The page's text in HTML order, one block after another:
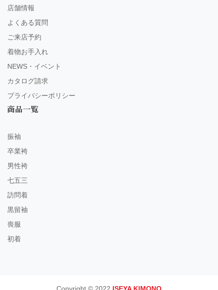
店舗情報
よくある質問
ご来店予約
着物お手入れ
NEWS・イベント
カタログ請求
プライバシーポリシー
商品一覧
振袖
卒業袴
男性袴
七五三
訪問着
黒留袖
喪服
初着